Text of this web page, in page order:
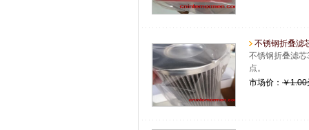
不锈钢折叠滤
不锈钢折叠滤
点。
市场价： ￥1.00